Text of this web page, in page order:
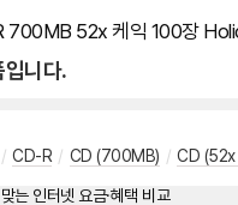
700MB 52x 케익 100장
입니다.
/ CD-R / CD (700MB) / CD (52x